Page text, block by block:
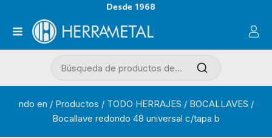
Desde 1968
ndo en / Productos / TODO HERRAJES / BOCALLAVES /
Bocallave redondo 48 universal c/tapa b